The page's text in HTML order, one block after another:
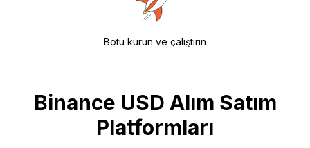
Botu kurun ve çalıştırın
Binance USD Alım Satım
Platformları